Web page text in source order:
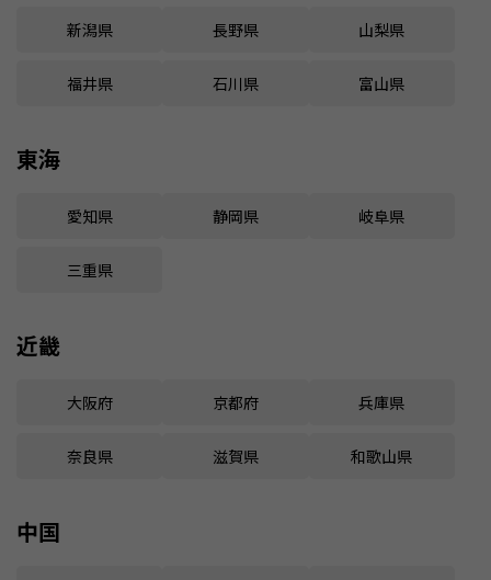
新潟県 長野県 山梨県
福井県 石川県 富山県
東海
愛知県 静岡県 岐阜県
三重県
近畿
大阪府 京都府 兵庫県
奈良県 滋賀県 和歌山県
中国